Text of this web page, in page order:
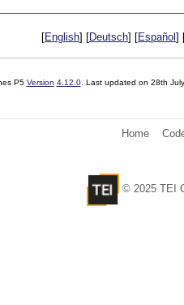
[English] [Deutsch] [Español ]
P5 Version 4.12.0. Last updated on 28th
Home
© 2025 TEI